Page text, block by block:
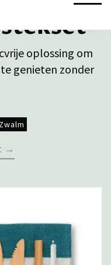
oplossing om
genieten zonder
→